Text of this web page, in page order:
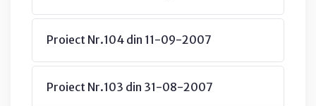
Proiect Nr.104 din 11-09-2007
Proiect Nr.103 din 31-08-2007